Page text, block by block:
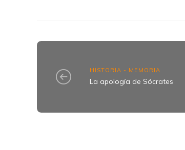
HISTORIA - MEMORIA
La apología de Sócrates